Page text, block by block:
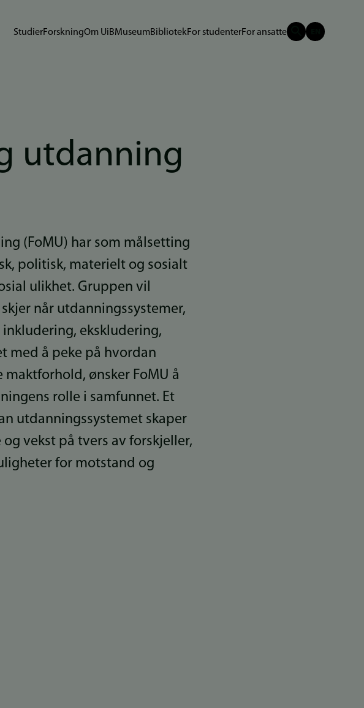
StudierForskningOm UiBMuseumBibliotekFor studenterFor ansatte
utdanning
(FoMU) har som målsetting
politisk, materielt og sosialt
ulikhet. Gruppen vil
når utdanningssystemer,
ekskludering,
med å peke på hvordan
ønsker FoMU å
rolle i samfunnet. Et
utdanningssystemet skaper
vekst på tvers av forskjeller,
for motstand og